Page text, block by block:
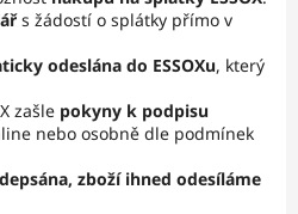
s žádostí o splátky přímo v
odeslána do ESSOXu, který
zašle pokyny k podpisu
nebo osobně dle podmínek
zboží ihned odesíláme